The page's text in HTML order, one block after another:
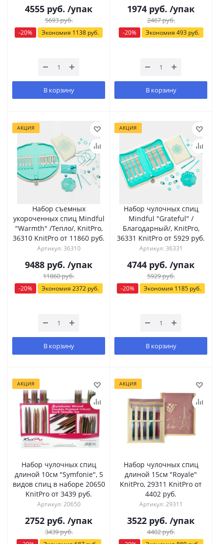
4555 руб. /упак
5693руб.
-20% Экономия 1138 руб.
В корзину
1974 руб. /упак
2467руб.
-20% Экономия 493руб.
В корзину
АКЦИЯ
Набор съемных
укороченных спиц Mindful
"Warmth" /Тепло/, KnitPro,
36310 KnitPro от 11860 руб.
Артикул: 36310
9488 руб. /упак
11860руб.
-20% Экономия 2372 руб.
В корзину
АКЦИЯ
Набор чулочных спиц
Mindful "Grateful" /
Благодарный/, KnitPro,
36331 KnitPro от 5929 руб.
Артикул: 36331
4744 руб. /упак
5929руб.
-20% Экономия 1185 руб.
В корзину
АКЦИЯ
Набор чулочных спиц
длиной 10см "Symfonie", 5
видов спиц в наборе 20650
KnitPro от 3439 руб.
Артикул: 20650
2752 руб. /упак
3439руб.
АКЦИЯ
Набор чулочных спиц
длиной 15см "Royale"
KnitPro, 29311 KnitPro от
4402 руб.
Артикул: 29311
3522 руб. /упак
4402руб.